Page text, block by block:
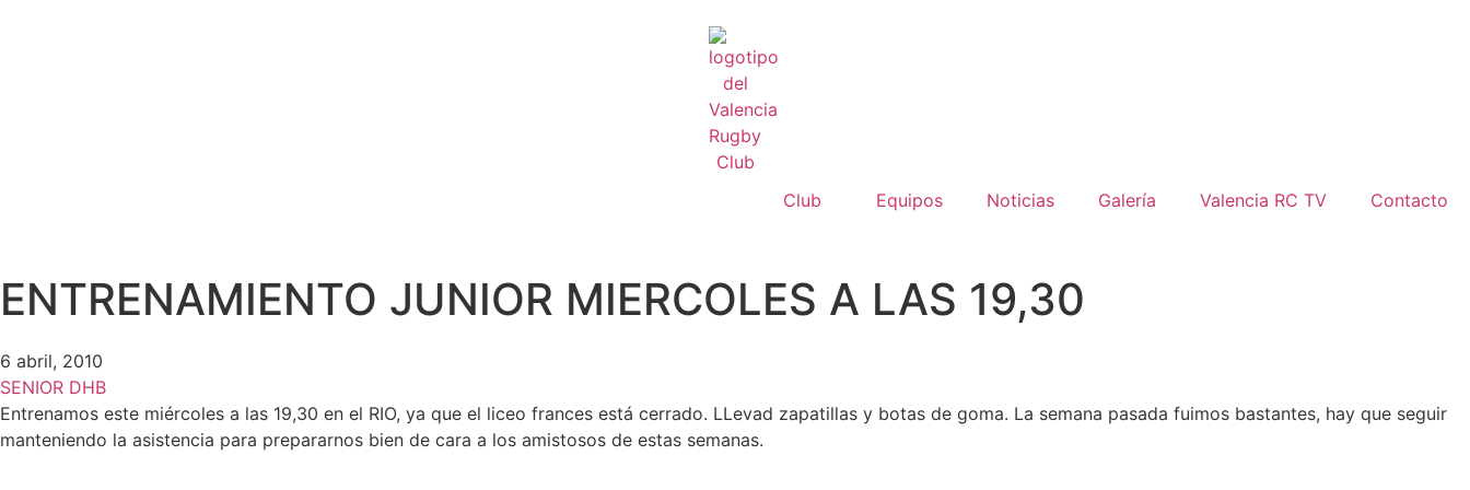
Club Equipos Noticias Galería Valencia RC TV Contacto
ENTRENAMIENTO JUNIOR MIERCOLES A LAS 19,30
6 abril, 2010
SENIOR DHB
Entrenamos este miércoles a las 19,30 en el RIO, ya que el liceo frances está cerrado. LLevad zapatillas y botas de goma. La semana pasada fuimos bastantes, hay que seguir
manteniendo la asistencia para prepararnos bien de cara a los amistosos de estas semanas.